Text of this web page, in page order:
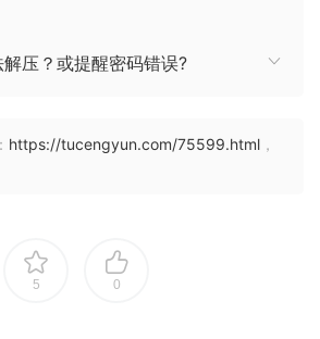
压？或提醒密码错误?
https://tucengyun.com/75599.html ，
5 0